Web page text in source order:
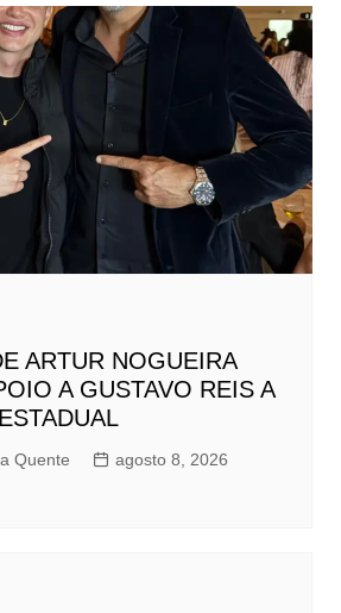
ARTUR NOGUEIRA
A GUSTAVO REIS A
Quente
agosto 8, 2026